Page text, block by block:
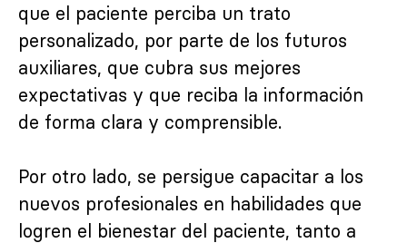
que el paciente perciba un trato
personalizado, por parte de los futuros
auxiliares, que cubra sus mejores
expectativas y que reciba la información
de forma clara y comprensible.
Por otro lado, se persigue capacitar a los
nuevos profesionales en habilidades que
logren el bienestar del paciente, tanto a